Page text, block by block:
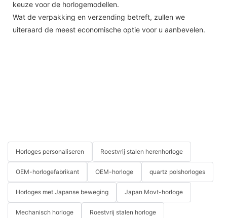
keuze voor de horlogemodellen.
Wat de verpakking en verzending betreft, zullen we
uiteraard de meest economische optie voor u aanbevelen.
Horloges personaliseren Roestvrij stalen herenhorloge
OEM-horlogefabrikant OEM-horloge quartz polshorloges
Horloges met Japanse beweging Japan Movt-horloge
Mechanisch horloge Roestvrij stalen horloge